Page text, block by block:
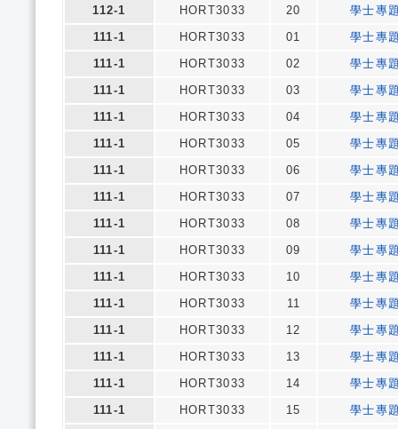
112-1
HORT3033 20
學士專
111-1
HORT3033 01
學士專
111-1
HORT3033 02
學士專
111-1
HORT3033 03
學士專
111-1
HORT3033 04
學士專
111-1
HORT3033 05
學士專
111-1
HORT3033 06
學士專
111-1
HORT3033 07
學士專
111-1
HORT3033 08
學士專
111-1
HORT3033 09
學士專
111-1
HORT3033 10
學士專
111-1
HORT3033 11
學士專
111-1
HORT3033 12
學士專
111-1
HORT3033 13
學士專
111-1
HORT3033 14
學士專
111-1
HORT3033 15
學士專